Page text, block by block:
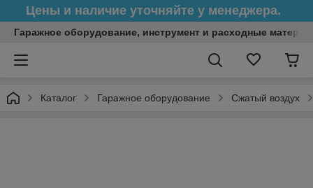
Цены и наличие уточняйте у менеджера.
Гаражное оборудование, инструмент и расходные
Каталог Гаражное оборудование Сжатый воздух